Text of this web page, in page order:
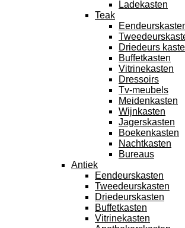
Ladekasten
Teak
Driedeurs
Buffetkasten
Vitrinekasten
Dressoirs
Tv-meubels
Meidenkasten
Wijnkasten
Jagerskasten
Boekenkasten
Nachtkasten
Bureaus
Antiek
Eendeurskasten
Tweedeurskasten
Driedeurskasten
Buffetkasten
Vitrinekasten